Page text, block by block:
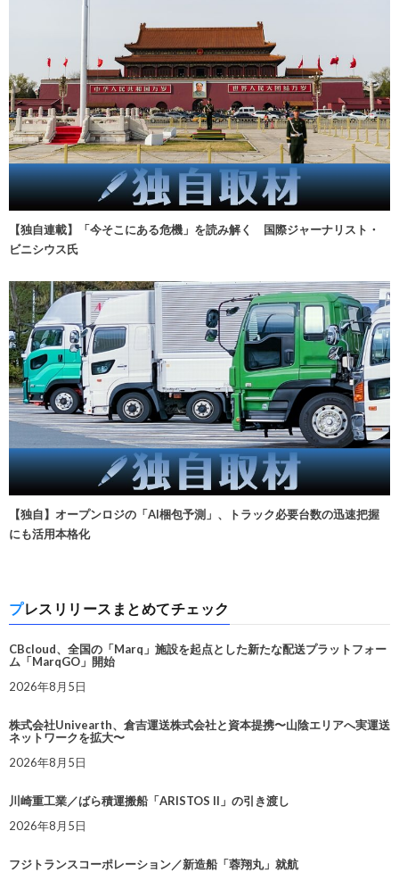
【独自連載】「今そこにある危機」を読み解く 国際ジャーナリスト・
ビニシウス氏
【独自】オープンロジの「AI梱包予測」、トラック必要台数の迅速把握
にも活用本格化
プレスリリースまとめてチェック
CBcloud、全国の「Marq」施設を起点とした新たな配送プラットフォー
ム「MarqGO」開始
2026年8月5日
株式会社Univearth、倉吉運送株式会社と資本提携〜山陰エリアへ実運送
ネットワークを拡大〜
2026年8月5日
川崎重工業／ばら積運搬船「ARISTOS II」の引き渡し
2026年8月5日
フジトランスコーポレーション／新造船「蓉翔丸」就航